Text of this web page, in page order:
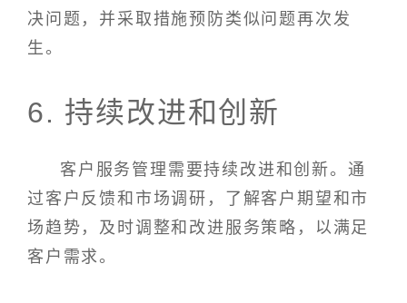
决问题，并采取措施预防类似问题再次发
生。
6. 持续改进和创新
客户服务管理需要持续改进和创新。通
过客户反馈和市场调研，了解客户期望和市
场趋势，及时调整和改进服务策略，以满足
客户需求。